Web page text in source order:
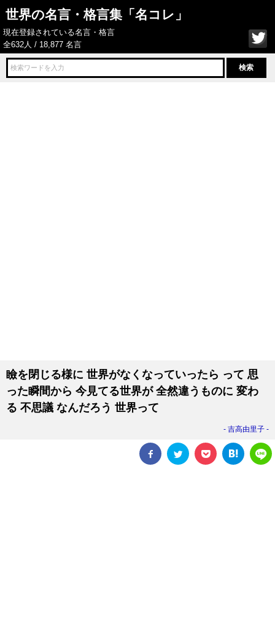
世界の名言・格言集「名コレ」
現在登録されている名言・格言
全632人 / 18,877 名言
瞼を閉じる様に 世界がなくなっていったら って 思
った瞬間から 今見てる世界が 全然違うものに 変わ
る 不思議 なんだろう 世界って
吉高由里子